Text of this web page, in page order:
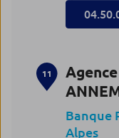
11
Banque
Alpes